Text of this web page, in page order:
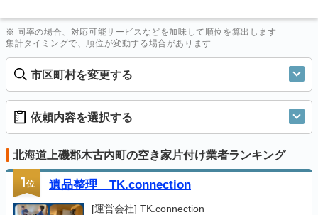
※ 同率の場合、対応可能サービスなどを加味して順位を算出します
集計タイミングで、順位が変動する場合があります
市区町村を変更する
依頼内容を選択する
北海道上磯郡木古内町の空き家片付け業者ランキング
1位 遺品整理 TK.connection
[運営会社] TK.connection